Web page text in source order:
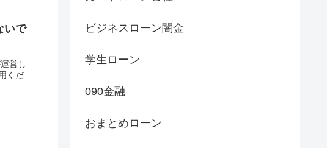
いで
営し
くだ
ビジネスローン闇金
学生ローン
090金融
おまとめローン